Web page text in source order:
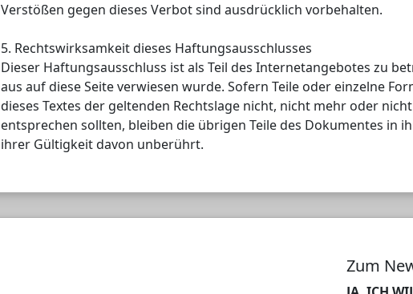
Verstößen gegen dieses Verbot sind ausdrücklich vorbehalten.
5. Rechtswirksamkeit dieses Haftungsausschlusses
Dieser Haftungsausschluss ist als Teil des Internetangebotes zu
aus auf diese Seite verwiesen wurde. Sofern Teile oder einzelne
dieses Textes der geltenden Rechtslage nicht, nicht mehr oder
entsprechen sollten, bleiben die übrigen Teile des Dokumentes in
ihrer Gültigkeit davon unberührt.
Zum